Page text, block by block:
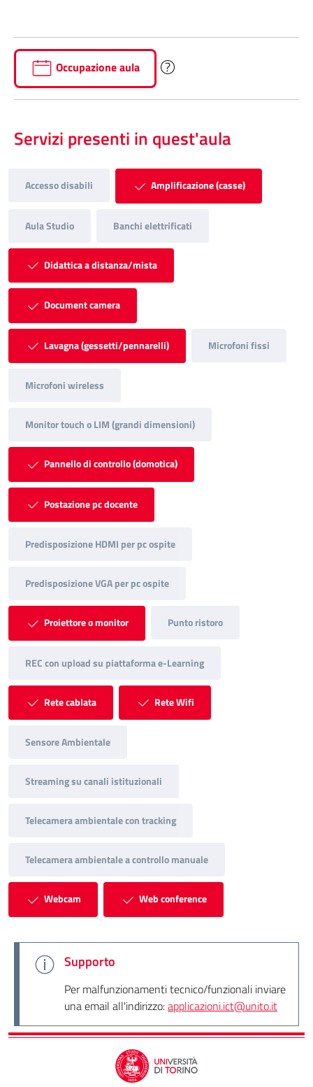
Occupazione aula
Servizi presenti in quest'aula
Accesso disabili Amplificazione (casse)
Aula Studio Banchi elettrificati
Didattica a distanza/mista
Document camera
Lavagna (gessetti/pennarelli) Microfoni fissi
Microfoni wireless
Monitor touch o LIM (grandi dimensioni)
Pannello di controllo (domotica)
Postazione pc docente
Predisposizione HDMI per pc ospite
Predisposizione VGA per pc ospite
Proiettore o monitor Punto ristoro
REC con upload su piattaforma e-Learning
Rete cablata Rete Wifi
Sensore Ambientale
Streaming su canali istituzionali
Telecamera ambientale con tracking
Telecamera ambientale a controllo manuale
Webcam Web conference
Supporto
Per malfunzionamenti tecnico/funzionali inviare
una email all'indirizzo:applicazioni.ict@unito.it